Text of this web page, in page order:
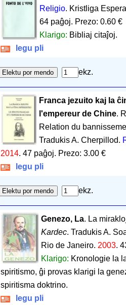
Religio. Kristliga
64 paĝoj. Prezo: 0.60 €
Klarigo: Bibliaj citaĵoj.
legu pli
ekz.
Franca jezuito kaj la
l'empereur de Chine.
Relation du
Tradukis A. Cherpillod.
2014. 47 paĝoj. Prezo: 3.00 €
legu pli
ekz.
Genezo, La. La
Kardec. Tradukis A.
Rio de Janeiro. 2003.
Klarigo: Kronologie la
spiritismo, ĝi provas klarigi la
spiritisma doktrino.
legu pli